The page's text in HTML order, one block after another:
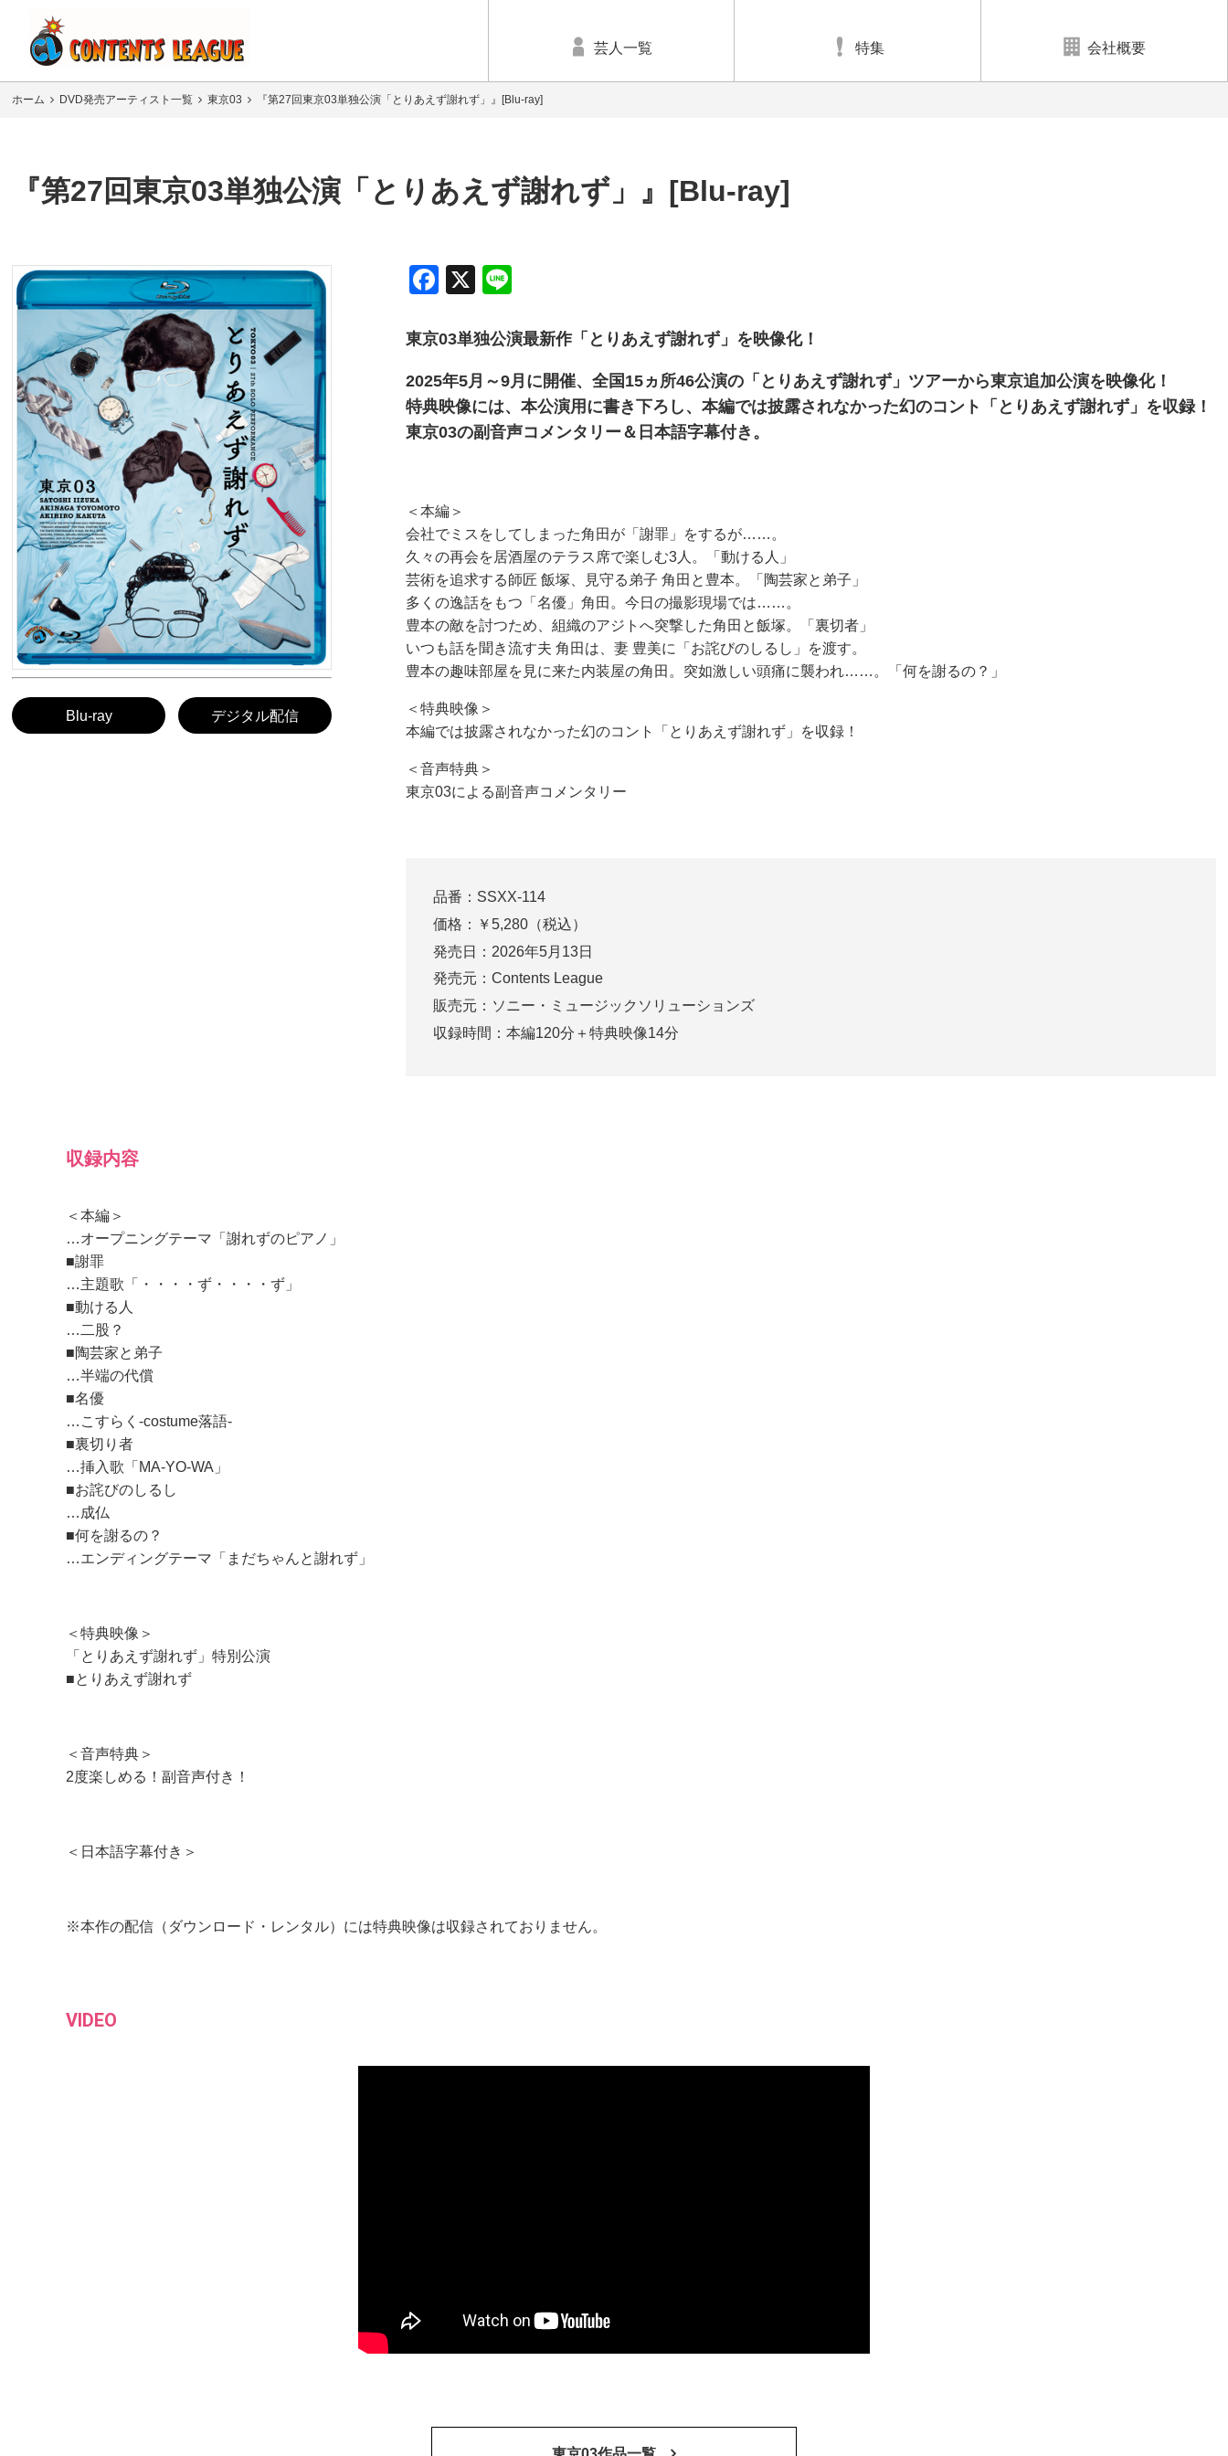
芸人一覧 特集 会社概要
ホーム DVD発売アーティスト一覧 東京03 『第27回東京03単独公演「とりあえず謝れず」』[Blu-ray]
『第27回東京03単独公演「とりあえず謝れず」』[Blu-ray]
Blu-ray デジタル配信
Facebook
X
東京03単独公演最新作「とりあえず謝れず」を映像化！
2025年5月～9月に開催、全国15ヵ所46公演の「とりあえず謝れず」ツアーから東京追加公演を映像化！
特典映像には、本公演用に書き下ろし、本編では披露されなかった幻のコント「とりあえず謝れず」を収録！
東京03の副音声コメンタリー＆日本語字幕付き。
＜本編＞
会社でミスをしてしまった角田が「謝罪」をするが……。
久々の再会を居酒屋のテラス席で楽しむ3人。「動ける人」
芸術を追求する師匠 飯塚、見守る弟子 角田と豊本。「陶芸家と弟子」
多くの逸話をもつ「名優」角田。今日の撮影現場では……。
豊本の敵を討つため、組織のアジトへ突撃した角田と飯塚。「裏切者」
いつも話を聞き流す夫 角田は、妻 豊美に「お詫びのしるし」を渡す。
豊本の趣味部屋を見に来た内装屋の角田。突如激しい頭痛に襲われ……。「何を謝るの？」
＜特典映像＞
本編では披露されなかった幻のコント「とりあえず謝れず」を収録！
＜音声特典＞
東京03による副音声コメンタリー
品番：SSXX-114
価格：￥5,280（税込）
発売日：2026年5月13日
発売元：Contents League
販売元：ソニー・ミュージックソリューションズ
収録時間：本編120分＋特典映像14分
収録内容
＜本編＞
…オープニングテーマ「謝れずのピアノ」
■謝罪
…主題歌「・・・・ず・・・・ず」
■動ける人
…二股？
■陶芸家と弟子
…半端の代償
■名優
…こすらく-costume落語-
■裏切り者
…挿入歌「MA-YO-WA」
■お詫びのしるし
…成仏
■何を謝るの？
…エンディングテーマ「まだちゃんと謝れず」
＜特典映像＞
「とりあえず謝れず」特別公演
■とりあえず謝れず
＜音声特典＞
2度楽しめる！副音声付き！
＜日本語字幕付き＞
※本作の配信（ダウンロード・レンタル）には特典映像は収録されておりません。
VIDEO